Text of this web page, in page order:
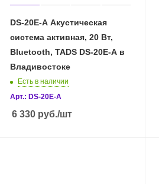
DS-20E-A Акустическая
система активная, 20 Вт,
Bluetooth, TADS DS-20E-A в
Владивостоке
Есть в наличии
Арт.: DS-20E-A
6 330 руб./шт